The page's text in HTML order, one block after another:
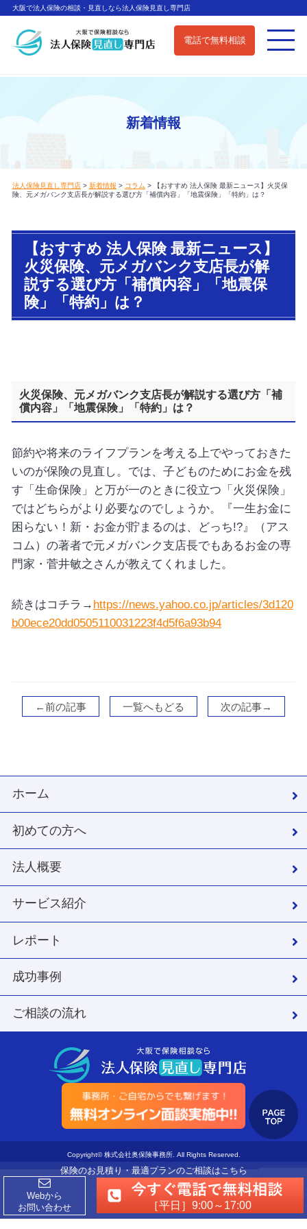
大阪で法人保険の相談・見直しなら法人保険見直し専門店
電話で無料相談
新着情報
法人保険見直し専門店> 新着情報 > コラム >
【おすすめ 法人保険 最新ニュース】火災保
険、元メガバンク支店長が解説する選び方「補償内容」「地震保険」「特約」は？
【おすすめ 法人保険 最新ニュース】
火災保険、元メガバンク支店長が解
説する選び方「補償内容」「地震保
険」「特約」は？
火災保険、元メガバンク支店長が解説する選び方「補
償内容」「地震保険」「特約」は？
節約や将来のライフプランを考える上でやっておきた
いのが保険の見直し。では、子どものためにお金を残
す「生命保険」と万が一のときに役立つ「火災保険」
ではどちらがより必要なのでしょうか。『一生お金に
困らない！新・お金が貯まるのは、どっち!?』（アス
コム）の著者で元メガバンク支店長でもあるお金の専
門家・菅井敏之さんが教えてくれました。
続きはコチラ→ https://news.yahoo.co.jp/articles/3d120
b00ece20dd0505110031223f4d5f6a93b94
←前の記事 一覧へもどる 次の記事→
ホーム
初めての方へ
法人概要
サービス紹介
レポート
成功事例
ご相談の流れ
Copyright© 株式会社奥保険事務所. All Rights Reserved.
保険のお見積り・最適プランのご相談はこちら
Webから
お問い合わせ
［平日］9:00～17:00